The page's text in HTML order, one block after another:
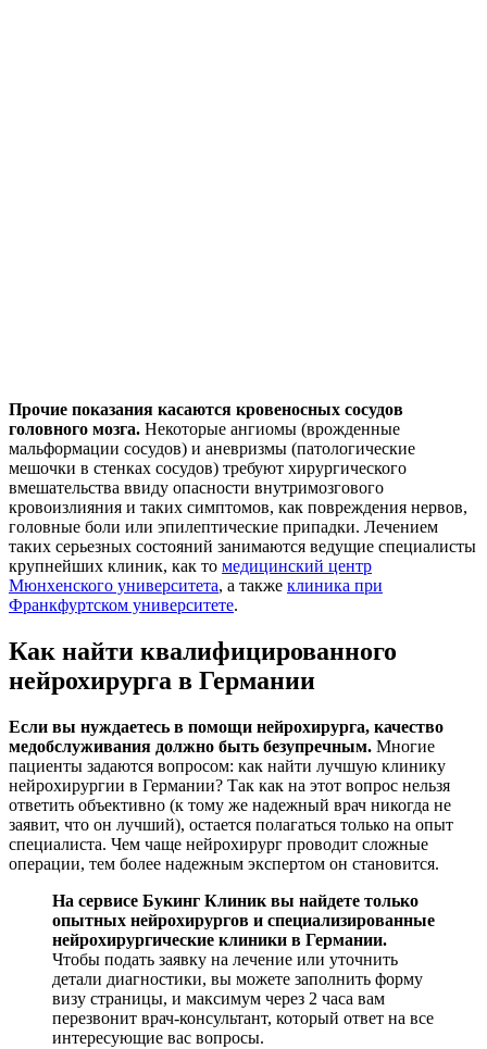
Прочие показания касаются кровеносных сосудов
головного мозга. Некоторые ангиомы (врожденные
мальформации сосудов) и аневризмы (патологические
мешочки в стенках сосудов) требуют хирургического
вмешательства ввиду опасности внутримозгового
кровоизлияния и таких симптомов, как повреждения нервов,
головные боли или эпилептические припадки. Лечением
таких серьезных состояний занимаются ведущие специалисты
крупнейших клиник, как то медицинский центр
Мюнхенского университета, а также клиника при
Франкфуртском университете.
Как найти квалифицированного
нейрохирурга в Германии
Если вы нуждаетесь в помощи нейрохирурга, качество
медобслуживания должно быть безупречным. Многие
пациенты задаются вопросом: как найти лучшую клинику
нейрохирургии в Германии? Так как на этот вопрос нельзя
ответить объективно (к тому же надежный врач никогда не
заявит, что он лучший), остается полагаться только на опыт
специалиста. Чем чаще нейрохирург проводит сложные
операции, тем более надежным экспертом он становится.
На сервисе Букинг Клиник вы найдете только
опытных нейрохирургов и специализированные
нейрохирургические клиники в Германии.
Чтобы подать заявку на лечение или уточнить
детали диагностики, вы можете заполнить форму
визу страницы, и максимум через 2 часа вам
перезвонит врач-консультант, который ответ на все
интересующие вас вопросы.